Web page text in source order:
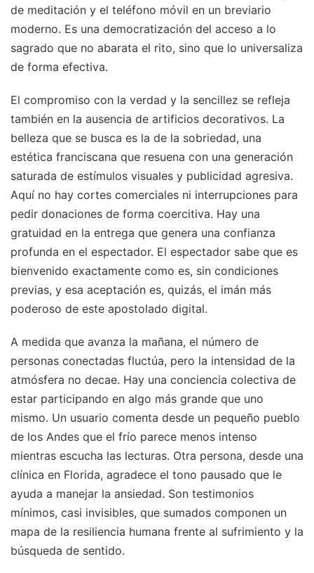
de meditación y el teléfono móvil en un breviario
moderno. Es una democratización del acceso a lo
sagrado que no abarata el rito, sino que lo universaliza
de forma efectiva.
El compromiso con la verdad y la sencillez se refleja
también en la ausencia de artificios decorativos. La
belleza que se busca es la de la sobriedad, una
estética franciscana que resuena con una generación
saturada de estímulos visuales y publicidad agresiva.
Aquí no hay cortes comerciales ni interrupciones para
pedir donaciones de forma coercitiva. Hay una
gratuidad en la entrega que genera una confianza
profunda en el espectador. El espectador sabe que es
bienvenido exactamente como es, sin condiciones
previas, y esa aceptación es, quizás, el imán más
poderoso de este apostolado digital.
A medida que avanza la mañana, el número de
personas conectadas fluctúa, pero la intensidad de la
atmósfera no decae. Hay una conciencia colectiva de
estar participando en algo más grande que uno
mismo. Un usuario comenta desde un pequeño pueblo
de los Andes que el frío parece menos intenso
mientras escucha las lecturas. Otra persona, desde una
clínica en Florida, agradece el tono pausado que le
ayuda a manejar la ansiedad. Son testimonios
mínimos, casi invisibles, que sumados componen un
mapa de la resiliencia humana frente al sufrimiento y la
búsqueda de sentido.